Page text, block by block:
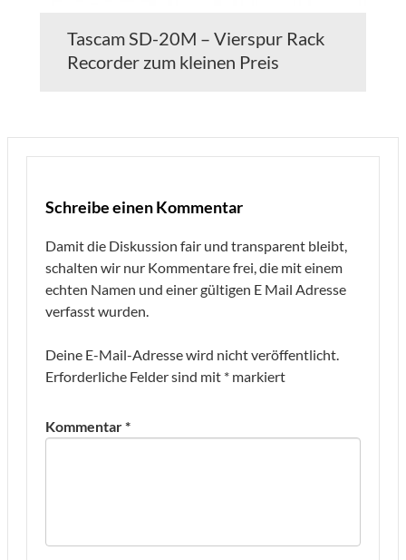
Tascam SD-20M – Vierspur Rack
Recorder zum kleinen Preis
Schreibe einen Kommentar
Damit die Diskussion fair und transparent bleibt,
schalten wir nur Kommentare frei, die mit einem
echten Namen und einer gültigen E Mail Adresse
verfasst wurden.
Deine E-Mail-Adresse wird nicht veröffentlicht.
Erforderliche Felder sind mit * markiert
Kommentar*